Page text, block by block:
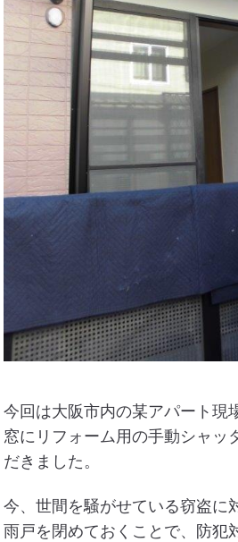
今回は大阪市内の某アパート現
窓にリフォーム用の手動シャッ
だきました。
今、世間を騒がせている窃盗に
雨戸を閉めておくことで、防犯